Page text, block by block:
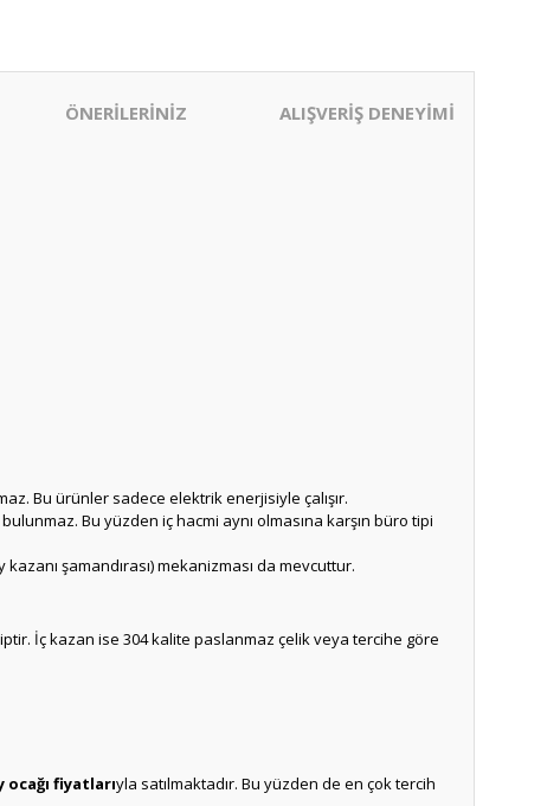
ÖNERİLERİNİZ ALIŞVERİŞ DENEYİMİ
Bu ürünler sadece elektrik enerjisiyle çalışır.
Bu yüzden iç hacmi aynı olmasına karşın büro tipi
şamandırası) mekanizması da mevcuttur.
İç kazan ise 304 kalite paslanmaz çelik veya tercihe göre
fiyatlarıyla satılmaktadır. Bu yüzden de en çok tercih